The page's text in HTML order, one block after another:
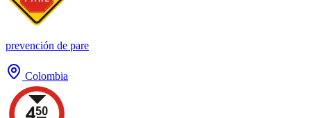
prevención de pare
Colombia